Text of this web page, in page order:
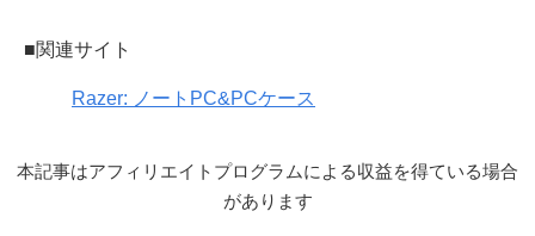
■関連サイト
Razer: ノートPC&PCケース
本記事はアフィリエイトプログラムによる収益を得ている場合
があります